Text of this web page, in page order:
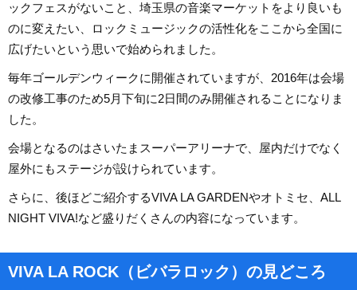
ックフェスがないこと、埼玉県の音楽マーケットをより良いも
のに変えたい、ロックミュージックの活性化をここから全国に
広げたいという思いで始められました。
毎年ゴールデンウィークに開催されていますが、2016年は会場
の改修工事のため5月下旬に2日間のみ開催されることになりま
した。
会場となるのはさいたまスーパーアリーナで、屋内だけでなく
屋外にもステージが設けられています。
さらに、後ほどご紹介するVIVA LA GARDENやオトミセ、ALL
NIGHT VIVA!など盛りだくさんの内容になっています。
VIVA LA ROCK（ビバラロック）の見どころ